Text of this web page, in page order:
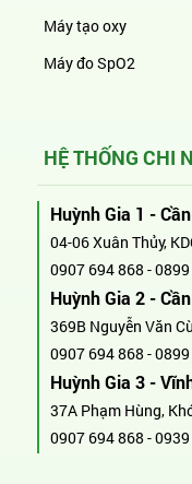
Máy tạo oxy
Máy đo SpO2
HỆ THỐNG CHI
Huỳnh Gia 1 -
04-06 Xuân Thủy,
0907 694 868 -
Huỳnh Gia 2 -
369B Nguyễn Văn
0907 694 868 -
Huỳnh Gia 3 -
37A Phạm Hùng,
0907 694 868 -